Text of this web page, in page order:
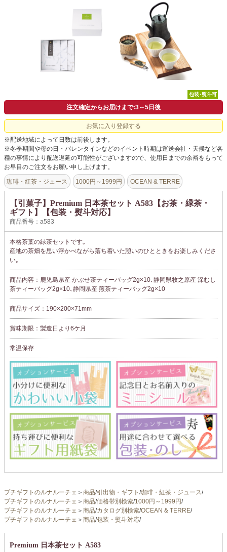
包装･熨斗可
注文確定からお届けまで:3～5日後
お気に入り登録する
※配送地域によって日数は前後します。
※冬季期間や母の日・バレンタインなどのイベント時期は運送会社・天候など各
種の事情により配送遅延の可能性がございますので、使用日までの余裕をもって
お早目のご注文をお願い申し上げます。
珈琲・紅茶・ジュース 1000円～1999円 OCEAN & TERRE
【引菓子】Premium 日本茶セット A583【お茶・緑茶・
ギフト】【包装・熨斗対応】
商品番号：a583
本格茶葉の緑茶セットです｡
産地の茶畑を思い浮かべながら落ち着いた憩いのひとときをお楽しみくださ
い｡
商品内容：鹿児島県産 かぶせ茶ティーバッグ2g×10､静岡県牧之原産 深むし
茶ティーバッグ2g×10､静岡県産 煎茶ティーバッグ2g×10
商品サイズ：190×200×71mm
賞味期限：製造日より6ケ月
常温保存
プチギフトのルナルーチェ ＞ 商品/引出物・ギフト /珈琲・紅茶・ジュース/
プチギフトのルナルーチェ ＞ 商品/価格帯別検索/1000円～1999円/
プチギフトのルナルーチェ ＞ 商品/カタログ別検索/OCEAN & TERRE/
プチギフトのルナルーチェ ＞ 商品/包装・熨斗対応/
Premium 日本茶セット A583